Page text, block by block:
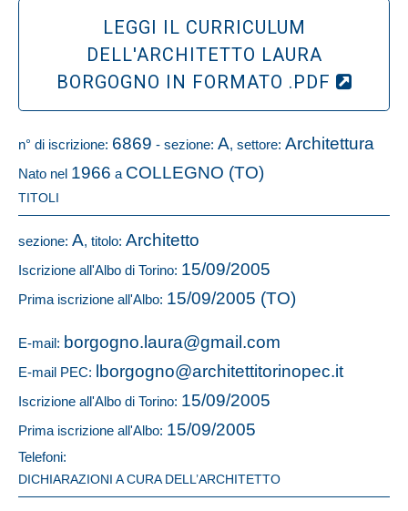
LEGGI IL CURRICULUM
DELL'ARCHITETTO LAURA
BORGOGNO IN FORMATO .PDF
n° di iscrizione: 6869 - sezione: A, settore: Architettura
Nato nel 1966 a COLLEGNO (TO)
TITOLI
sezione: A, titolo: Architetto
Iscrizione all'Albo di Torino: 15/09/2005
Prima iscrizione all'Albo: 15/09/2005 (TO)
E-mail: borgogno.laura@gmail.com
E-mail PEC: lborgogno@architettitorinopec.it
Iscrizione all'Albo di Torino: 15/09/2005
Prima iscrizione all'Albo: 15/09/2005
Telefoni:
DICHIARAZIONI A CURA DELL’ARCHITETTO